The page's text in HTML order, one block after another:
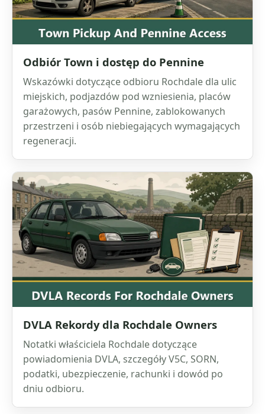
Odbiór Town i dostęp do Pennine
Wskazówki dotyczące odbioru Rochdale dla ulic
miejskich, podjazdów pod wzniesienia, placów
garażowych, pasów Pennine, zablokowanych
przestrzeni i osób niebiegających wymagających
regeneracji.
DVLA Rekordy dla Rochdale Owners
Notatki właściciela Rochdale dotyczące
powiadomienia DVLA, szczegóły V5C, SORN,
podatki, ubezpieczenie, rachunki i dowód po
dniu odbioru.